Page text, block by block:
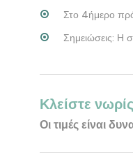
Στο 4ήμερο
Σημειώσεις: Η
Κλείστε
Οι τιμές είναι